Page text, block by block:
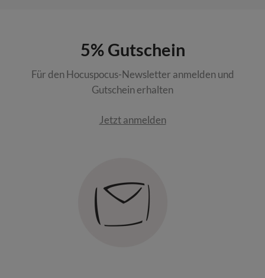
5% Gutschein
Für den Hocuspocus-Newsletter anmelden und
Gutschein erhalten
Jetzt anmelden